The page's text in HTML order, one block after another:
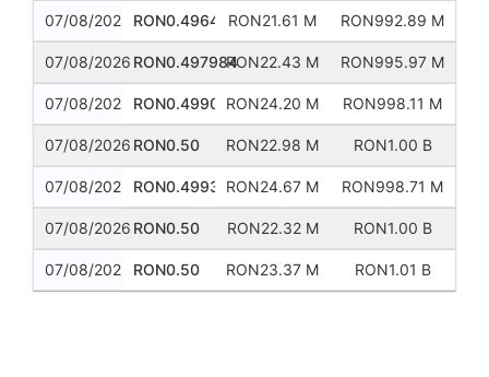
07/08/2026 RON0.496446RON21.61 M RON992.89 M
07/08/2026 RON0.497984RON22.43 M RON995.97 M
07/08/2026 RON0.499056RON24.20 M RON998.11 M
07/08/2026 RON0.50 RON22.98 M RON1.00 B
07/08/2026 RON0.499353RON24.67 M RON998.71 M
07/08/2026 RON0.50 RON22.32 M RON1.00 B
07/08/2026 RON0.50 RON23.37 M RON1.01 B